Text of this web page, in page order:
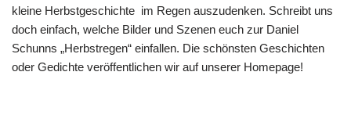
kleine Herbstgeschichte im Regen auszudenken. Schreibt uns
doch einfach, welche Bilder und Szenen euch zur Daniel
Schunns „Herbstregen“ einfallen. Die schönsten Geschichten
oder Gedichte veröffentlichen wir auf unserer Homepage!